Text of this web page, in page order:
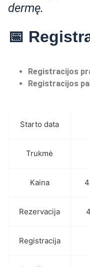
dermę.
📅
Registracijos
Registracijos
Starto data
Trukmė
Kaina
Rezervacija
Registracija